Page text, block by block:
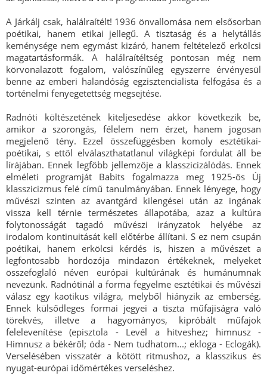
A Járkálj csak, halálraítélt! 1936 önvallomása nem elsősorban
poétikai, hanem etikai jellegű. A tisztaság és a helytállás
keménysége nem egymást kizáró, hanem feltételező erkölcsi
magatartásformák. A halálraítéltség pontosan még nem
körvonalazott fogalom, valószínűleg egyszerre érvényesül
benne az emberi halandóság egzisztencialista felfogása és a
történelmi fenyegetettség megsejtése.
Radnóti költészetének kiteljesedése akkor következik be,
amikor a szorongás, félelem nem érzet, hanem jogosan
megjelenő tény. Ezzel összefüggésben komoly esztétikai-
poétikai, s ettől elválaszthatatlanul világképi fordulat áll be
lírájában. Ennek legfőbb jellemzője a klasszicizálódás. Ennek
elméleti programját Babits fogalmazza meg 1925-ös Új
klasszicizmus felé című tanulmányában. Ennek lényege, hogy
művészi szinten az avantgárd kilengései után az ingának
vissza kell térnie természetes állapotába, azaz a kultúra
folytonosságát tagadó művészi irányzatok helyébe az
irodalom kontinuitását kell előtérbe állítani. S ez nem csupán
poétikai, hanem erkölcsi kérdés is, hiszen a művészet a
legfontosabb hordozója mindazon értékeknek, melyeket
összefoglaló néven európai kultúrának és humánumnak
nevezünk. Radnótinál a forma fegyelme esztétikai és művészi
válasz egy kaotikus világra, melyből hiányzik az emberség.
Ennek külsődleges formai jegyei a tiszta műfajiságra való
törekvés, illetve a hagyományos, kipróbált műfajok
felelevenítése (episztola - Levél a hitveshez; himnusz -
Himnusz a békéről; óda - Nem tudhatom...; ekloga - Eclogák).
Verselésében visszatér a kötött ritmushoz, a klasszikus és
nyugat-európai időmértékes verseléshez.